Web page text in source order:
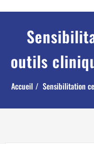
outils
Accueil Sensibilitation